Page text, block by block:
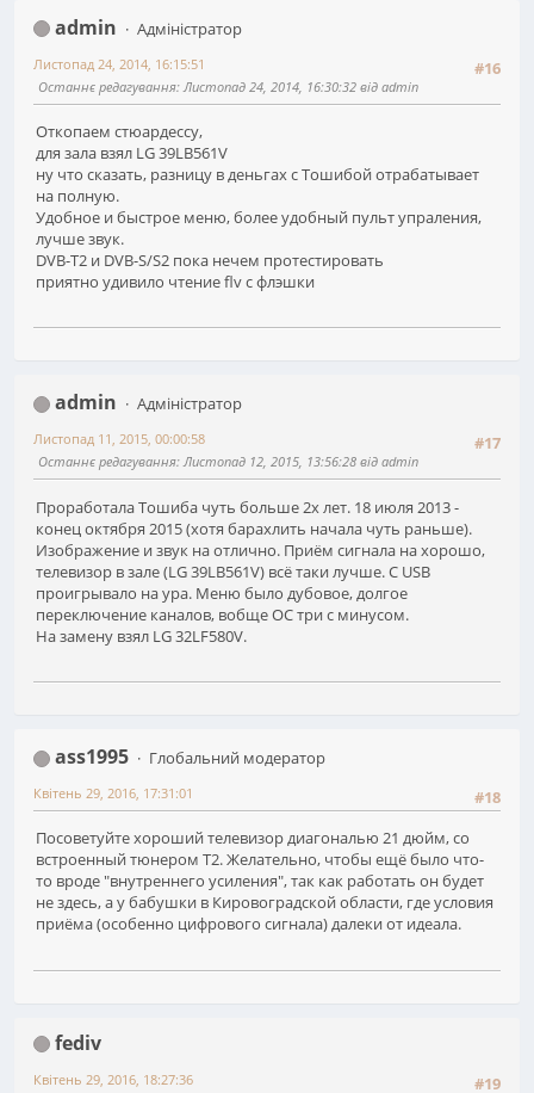
admin
Адміністратор
#16
Листопад 24, 2014, 16:15:51
Останнє редагування: Листопад 24, 2014, 16:30:32 від admin
Откопаем стюардессу,
для зала взял LG 39LB561V
ну что сказать, разницу в деньгах с Тошибой отрабатывает
на полную.
Удобное и быстрое меню, более удобный пульт упраления,
лучше звук.
DVB-T2 и DVB-S/S2 пока нечем протестировать
приятно удивило чтение flv с флэшки
admin
Адміністратор
#17
Листопад 11, 2015, 00:00:58
Останнє редагування: Листопад 12, 2015, 13:56:28 від admin
Проработала Тошиба чуть больше 2х лет. 18 июля 2013 -
конец октября 2015 (хотя барахлить начала чуть раньше).
Изображение и звук на отлично. Приём сигнала на хорошо,
телевизор в зале (LG 39LB561V) всё таки лучше. С USB
проигрывало на ура. Меню было дубовое, долгое
переключение каналов, вобще ОС три с минусом.
На замену взял LG 32LF580V.
ass1995
Глобальний модератор
#18
Квітень 29, 2016, 17:31:01
Посоветуйте хороший телевизор диагональю 21 дюйм, со
встроенный тюнером T2. Желательно, чтобы ещё было что-
то вроде "внутреннего усиления", так как работать он будет
не здесь, а у бабушки в Кировоградской области, где условия
приёма (особенно цифрового сигнала) далеки от идеала.
fediv
#19
Квітень 29, 2016, 18:27:36